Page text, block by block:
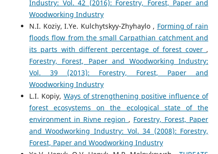
Industry: Vol. 42 (2016): Forestry, Forest, Paper and
Woodworking Industry
N.I. Koziy, I.Ye. Kulchytskyy-Zhyhaylo , Forming of rain
floods flow from the small Carpathian catchment and
its parts with different percentage of forest cover ,
Forestry, Forest, Paper and Woodworking Industry:
Vol. 39 (2013): Forestry, Forest, Paper and
Woodworking Industry
L.I. Kopiy, Ways of strengthening positive influence of
forest ecosystems on the ecological state of the
environment in Rivne region , Forestry, Forest, Paper
and Woodworking Industry: Vol. 34 (2008): Forestry,
Forest, Paper and Woodworking Industry